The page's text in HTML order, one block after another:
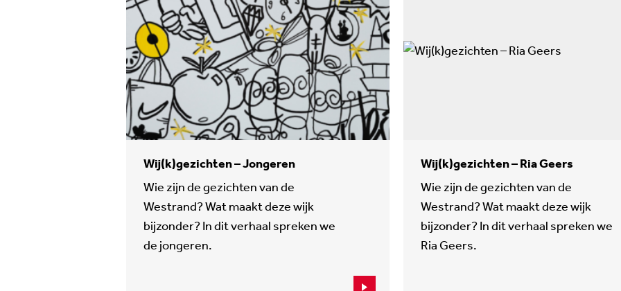
Wij(k)gezichten – Jongeren
Wie zijn de gezichten van de
Westrand? Wat maakt deze wijk
bijzonder? In dit verhaal spreken we
de jongeren.
Wij(k)gezichten – Ria Geers
Wie zijn de gezichten van de
Westrand? Wat maakt deze wijk
bijzonder? In dit verhaal spreken we
Ria Geers.